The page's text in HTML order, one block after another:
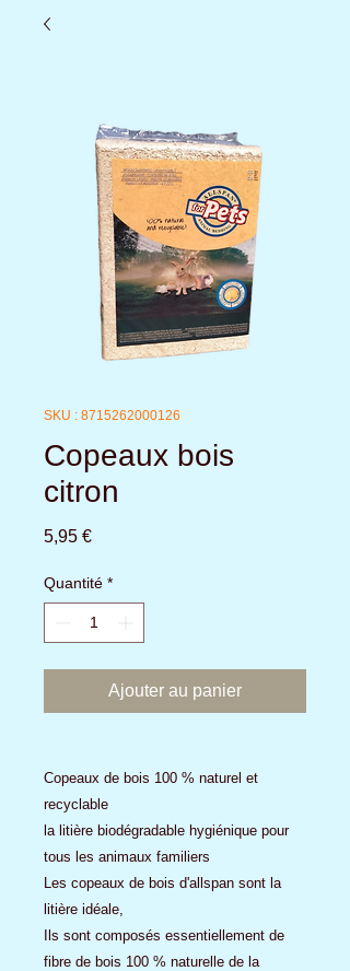
SKU : 8715262000126
Copeaux bois
citron
5,95 €Prix
Quantité *
Ajouter au panier
Copeaux de bois 100 % naturel et
recyclable
la litière biodégradable hygiénique pour
tous les animaux familiers
Les copeaux de bois d'allspan sont la
litière idéale,
Ils sont composés essentiellement de
fibre de bois 100 % naturelle de la